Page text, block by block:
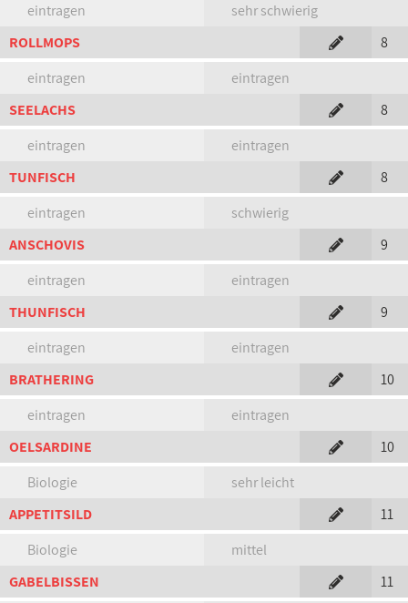
eintragen
sehr schwierig
ROLLMOPS
8
eintragen
eintragen
SEELACHS
8
eintragen
eintragen
TUNFISCH
8
eintragen
schwierig
ANSCHOVIS
9
eintragen
eintragen
THUNFISCH
9
eintragen
eintragen
BRATHERING
10
eintragen
eintragen
OELSARDINE
10
Biologie
sehr leicht
APPETITSILD
11
Biologie
mittel
GABELBISSEN
11